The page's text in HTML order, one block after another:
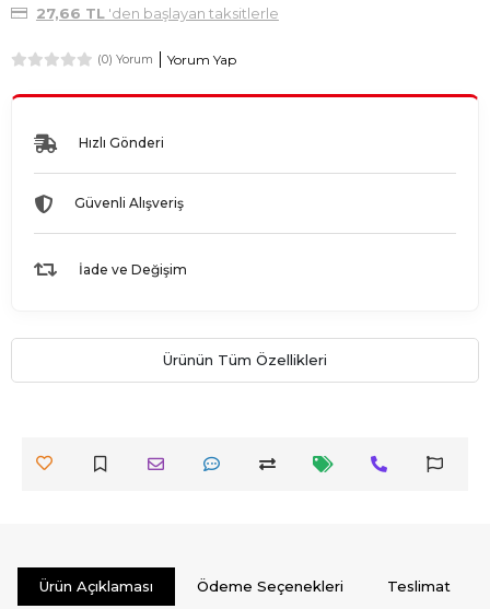
27,66 TL'den başlayan taksitlerle
(0) Yorum Yorum Yap
Hızlı Gönderi
Güvenli Alışveriş
İade ve Değişim
Ürünün Tüm Özellikleri
Ürün Açıklaması Ödeme Seçenekleri Teslimat